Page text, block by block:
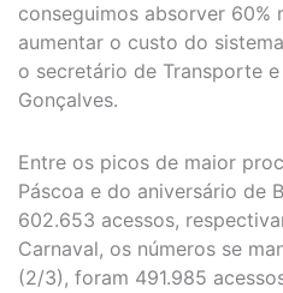
conseguimos absorver 60%
aumentar o custo do
o secretário de Transporte
Gonçalves.
Entre os picos de maior
Páscoa e do aniversário de
602.653 acessos,
Carnaval, os números se
(2/3), foram 491.985